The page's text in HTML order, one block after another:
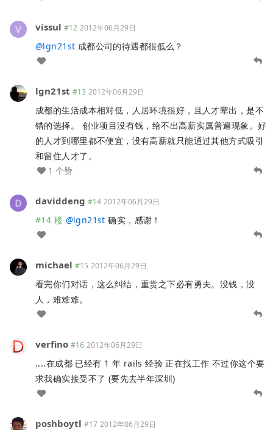
vissul #12 2012年06月29日
@lgn21st 成都公司的待遇都很低么？
lgn21st #13 2012年06月29日
成都的生活成本相对低，人居环境很好，且人才辈出，是不
错的选择。 创业项目没有钱，给不出高薪实属普遍现象。好
的人才到哪里都不便宜，没有高薪就只能通过其他方式吸引
和留住人才了。
1 个赞
daviddeng #14 2012年06月29日
#14 楼 @lgn21st 确实，感谢！
michael #15 2012年06月29日
看完你们对话，这么纠结，重赏之下必有勇夫。没钱，没
人，难难难。
verfino #16 2012年06月29日
....在成都 已经有 1 年 rails 经验 正在找工作 不过你这个要
求我确实接受不了 (要先去半年深圳)
poshboytl #17 2012年06月29日